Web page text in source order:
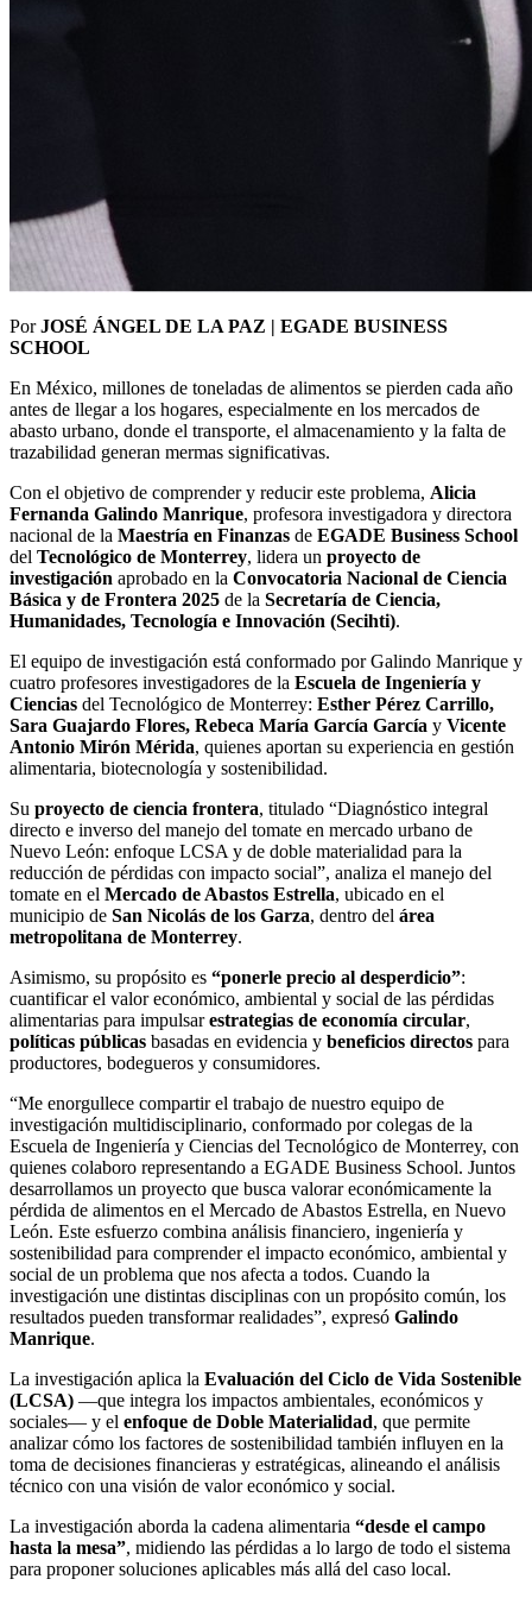
PorJOSÉ ÁNGEL DE LA PAZ | EGADE BUSINESS
SCHOOL
En México, millones de toneladas de alimentos se pierden cada año
antes de llegar a los hogares, especialmente en los mercados de
abasto urbano, donde el transporte, el almacenamiento y la falta de
trazabilidad generan mermas significativas.
Con el objetivo de comprender y reducir este problema, Alicia
Fernanda Galindo Manrique, profesora investigadora y directora
nacional de la Maestría en Finanzas de EGADE Business School
del Tecnológico de Monterrey, lidera un proyecto de
investigación aprobado en la Convocatoria Nacional de Ciencia
Básica y de Frontera 2025 de la Secretaría de Ciencia,
Humanidades, Tecnología e Innovación (Secihti).
El equipo de investigación está conformado por Galindo Manrique y
cuatro profesores investigadores de la Escuela de Ingeniería y
Ciencias del Tecnológico de Monterrey: Esther Pérez Carrillo,
Sara Guajardo Flores, Rebeca María García García y Vicente
Antonio Mirón Mérida, quienes aportan su experiencia en gestión
alimentaria, biotecnología y sostenibilidad.
Su proyecto de ciencia frontera, titulado “Diagnóstico integral
directo e inverso del manejo del tomate en mercado urbano de
Nuevo León: enfoque LCSA y de doble materialidad para la
reducción de pérdidas con impacto social”, analiza el manejo del
tomate en el Mercado de Abastos Estrella, ubicado en el
municipio de San Nicolás de los Garza, dentro del área
metropolitana de Monterrey.
Asimismo, su propósito es “ponerle precio al desperdicio”:
cuantificar el valor económico, ambiental y social de las pérdidas
alimentarias para impulsarestrategias de economía circular,
políticas públicas basadas en evidencia y beneficios directos para
productores, bodegueros y consumidores.
“Me enorgullece compartir el trabajo de nuestro equipo de
investigación multidisciplinario, conformado por colegas de la
Escuela de Ingeniería y Ciencias del Tecnológico de Monterrey, con
quienes colaboro representando a EGADE Business School. Juntos
desarrollamos un proyecto que busca valorar económicamente la
pérdida de alimentos en el Mercado de Abastos Estrella, en Nuevo
León. Este esfuerzo combina análisis financiero, ingeniería y
sostenibilidad para comprender el impacto económico, ambiental y
social de un problema que nos afecta a todos. Cuando la
investigación une distintas disciplinas con un propósito común, los
resultados pueden transformar realidades”, expresó Galindo
Manrique.
La investigación aplica la Evaluación del Ciclo de Vida Sostenible
(LCSA) —que integra los impactos ambientales, económicos y
sociales— y el enfoque de Doble Materialidad, que permite
analizar cómo los factores de sostenibilidad también influyen en la
toma de decisiones financieras y estratégicas, alineando el análisis
técnico con una visión de valor económico y social.
La investigación aborda la cadena alimentaria “desde el campo
hasta la mesa”, midiendo las pérdidas a lo largo de todo el sistema
para proponer soluciones aplicables más allá del caso local.